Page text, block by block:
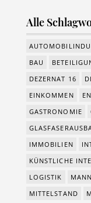
Alle
BAU
DEZERNAT 16
EINKOMMEN
GASTRONOMIE
IMMOBILIEN
KÜNSTLICHE
LOGISTIK
MITTELSTAND